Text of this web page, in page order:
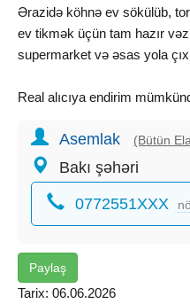
Ərazidə köhnə ev sökülüb,
ev tikmək üçün tam hazır
supermarket və əsas yola
Real alıcıya endirim
Əlaqə tel: 0 7 0 9 7 7 0 1 0 4
Asemlak (Bütün
Bakı şəhəri
0772551XXX
Paylaş
Tarix: 06.06.2026